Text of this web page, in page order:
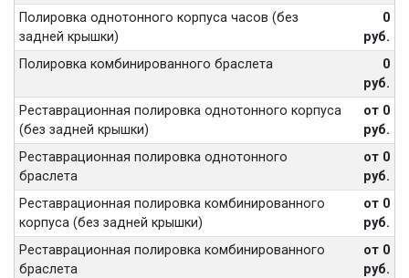
Полировка однотонного корпуса часов (без
задней крышки)
0
руб.
Полировка комбинированного браслета
0
руб.
Реставрационная полировка однотонного корпуса
(без задней крышки)
от 0
руб.
Реставрационная полировка однотонного
браслета
от 0
руб.
Реставрационная полировка комбинированного
корпуса (без задней крышки)
от 0
руб.
Реставрационная полировка комбинированного
браслета
от 0
руб.